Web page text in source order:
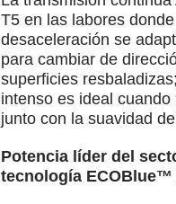
T5 en las labores
desaceleración se
para cambiar de
superficies
intenso es ideal
junto con la suavidad
Potencia líder del
tecnología ECOBlue™